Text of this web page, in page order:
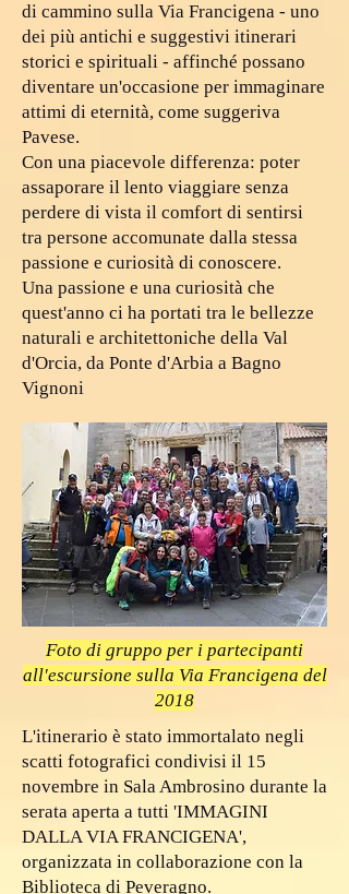
di cammino sulla Via Francigena - uno
dei più antichi e suggestivi itinerari
storici e spirituali - affinché possano
diventare un'occasione per immaginare
attimi di eternità, come suggeriva
Pavese.
Con una piacevole differenza: poter
assaporare il lento viaggiare senza
perdere di vista il comfort di sentirsi
tra persone accomunate dalla stessa
passione e curiosità di conoscere.
Una passione e una curiosità che
quest'anno ci ha portati tra le bellezze
naturali e architettoniche della Val
d'Orcia, da Ponte d'Arbia a Bagno
Vignoni
Foto di gruppo per i partecipanti
all'escursione sulla Via Francigena del
2018
L'itinerario è stato immortalato negli
scatti fotografici condivisi il 15
novembre in Sala Ambrosino durante la
serata aperta a tutti 'IMMAGINI
DALLA VIA FRANCIGENA',
organizzata in collaborazione con la
Biblioteca di Peveragno.